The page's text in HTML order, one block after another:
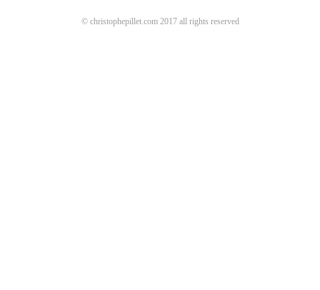
© christophepillet.com 2017 all rights reserved